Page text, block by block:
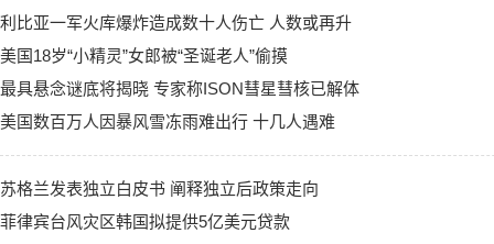
利比亚一军火库爆炸造成数十人伤亡 人数或再升
美国18岁“小精灵”女郎被“圣诞老人”偷摸
最具悬念谜底将揭晓 专家称ISON彗星彗核已解体
美国数百万人因暴风雪冻雨难出行 十几人遇难
苏格兰发表独立白皮书 阐释独立后政策走向
菲律宾台风灾区韩国拟提供5亿美元贷款